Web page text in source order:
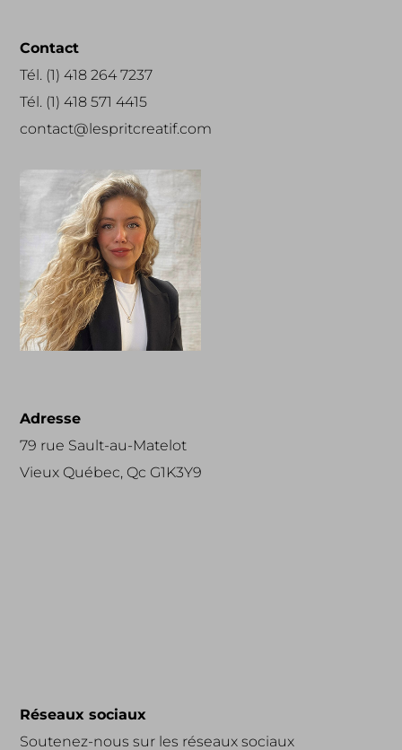
Contact
Tél. (1) 418 264 7237
Tél. (1) 418 571 4415
contact@lespritcreatif.com
Adresse
79 rue Sault-au-Matelot
Vieux Québec, Qc G1K3Y9
Réseaux sociaux
Soutenez-nous sur les réseaux sociaux